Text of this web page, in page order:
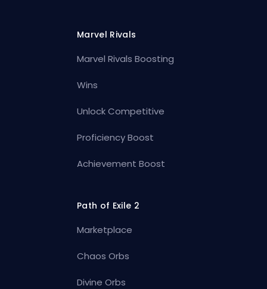
Marvel Rivals
Marvel Rivals Boosting
Wins
Unlock Competitive
Proficiency Boost
Achievement Boost
Path of Exile 2
Marketplace
Chaos Orbs
Divine Orbs